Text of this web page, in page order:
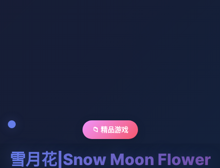
📁 精品游戏
雪月花|Snow Moon Flower